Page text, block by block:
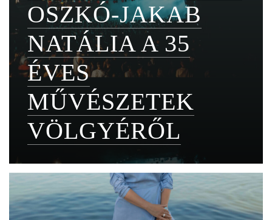
OSZKÓ-JAKAB
NATÁLIA A 35
ÉVES
MŰVÉSZETEK
VÖLGYÉRŐL